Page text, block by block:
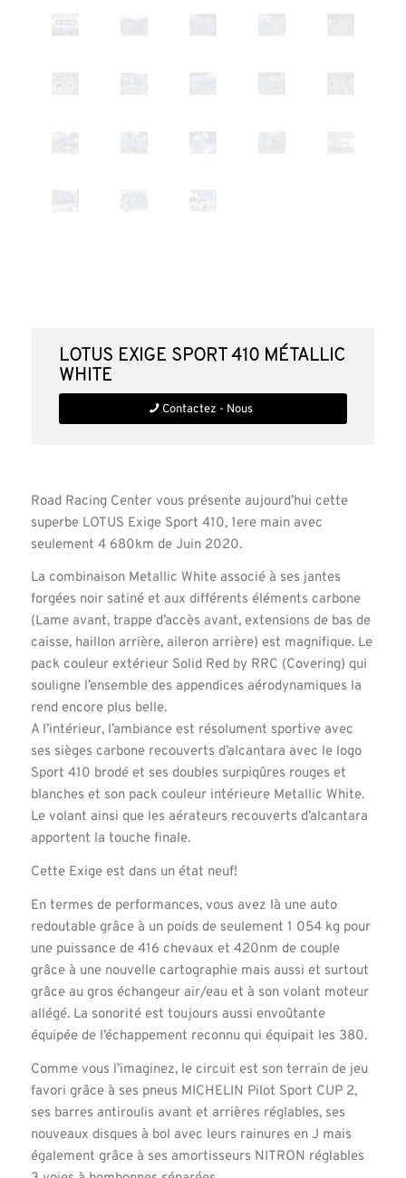
LOTUS Exige Sport 410 Métallic
White
Contactez - Nous
Road Racing Center vous présente aujourd’hui cette
superbe LOTUS Exige Sport 410, 1ere main avec
seulement 4 680km de Juin 2020.
La combinaison Metallic White associé à ses jantes
forgées noir satiné et aux différents éléments carbone
(Lame avant, trappe d’accès avant, extensions de bas de
caisse, haillon arrière, aileron arrière) est magnifique. Le
pack couleur extérieur Solid Red by RRC (Covering) qui
souligne l’ensemble des appendices aérodynamiques la
rend encore plus belle.
A l’intérieur, l’ambiance est résolument sportive avec
ses sièges carbone recouverts d’alcantara avec le logo
Sport 410 brodé et ses doubles surpiqûres rouges et
blanches et son pack couleur intérieure Metallic White.
Le volant ainsi que les aérateurs recouverts d’alcantara
apportent la touche finale.
Cette Exige est dans un état neuf!
En termes de performances, vous avez là une auto
redoutable grâce à un poids de seulement 1 054 kg pour
une puissance de 416 chevaux et 420nm de couple
grâce à une nouvelle cartographie mais aussi et surtout
grâce au gros échangeur air/eau et à son volant moteur
allégé. La sonorité est toujours aussi envoûtante
équipée de l’échappement reconnu qui équipait les 380.
Comme vous l’imaginez, le circuit est son terrain de jeu
favori grâce à ses pneus MICHELIN Pilot Sport CUP 2,
ses barres antiroulis avant et arrières réglables, ses
nouveaux disques à bol avec leurs rainures en J mais
également grâce à ses amortisseurs NITRON réglables